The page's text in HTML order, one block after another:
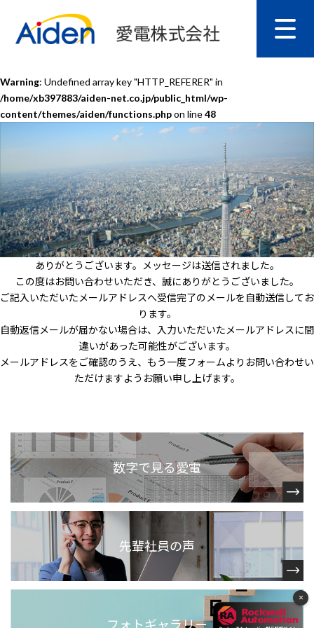
Warning: Undefined array key "HTTP_REFERER" in
/home/xb397883/aiden-net.co.jp/public_html/wp-
content/themes/aiden/functions.phpon line48
×
ありがとうございます。メッセージは送信されました。
この度はお問い合わせいただき、誠にありがとうございました。
ご記入いただいたメールアドレスへ受信完了のメールを自動送信してお
ります。
自動返信メールが届かない場合は、入力いただいたメールアドレスに間
違いがあった可能性がございます。
メールアドレスをご確認のうえ、もう一度フォームよりお問い合わせい
ただけますようお願い申し上げます。
数字で見る愛電
先輩社員の声
フォトギャラリー